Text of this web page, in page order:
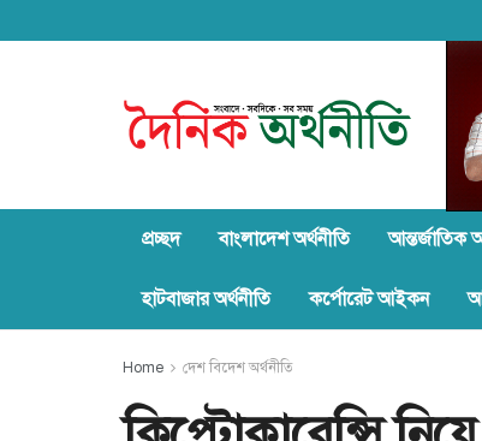
প্রচ্ছদ বাংলাদেশ অর্থনীতি আন্তর্জাতিক
হাটবাজার অর্থনীতি কর্পোরেট আইকন
Home দেশ বিদেশ অর্থনীতি